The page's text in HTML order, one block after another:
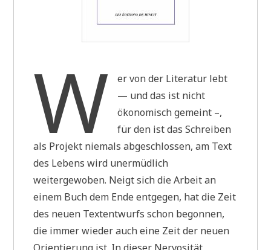
W
er von der Literatur lebt
— und das ist nicht
ökonomisch gemeint –,
für den ist das Schreiben
als Projekt niemals abgeschlossen, am Text
des Lebens wird unermüdlich
weitergewoben. Neigt sich die Arbeit an
einem Buch dem Ende entgegen, hat die Zeit
des neuen Textentwurfs schon begonnen,
die immer wieder auch eine Zeit der neuen